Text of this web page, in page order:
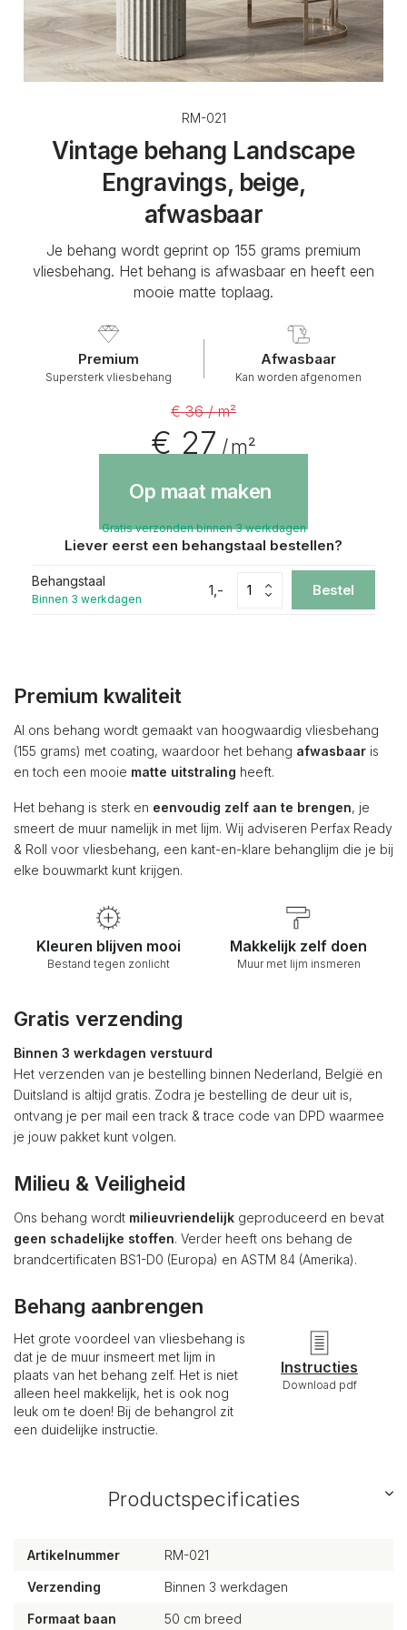
RM-021
Vintage behang Landscape
Engravings, beige,
afwasbaar
Je behang wordt geprint op 155 grams premium
vliesbehang. Het behang is afwasbaar en heeft een
mooie matte toplaag.
Premium
Supersterk vliesbehang
Afwasbaar
Kan worden afgenomen
€ 36 / m²
€ 27/ m²
Op maat maken
Gratis verzonden binnen 3 werkdagen
Liever eerst een behangstaal bestellen?
Behangstaal
Binnen 3 werkdagen
1,- Bestel
Premium kwaliteit
Al ons behang wordt gemaakt van hoogwaardig vliesbehang
(155 grams) met coating, waardoor het behang afwasbaar is
en toch een mooie matte uitstraling heeft.
Het behang is sterk en eenvoudig zelf aan te brengen, je
smeert de muur namelijk in met lijm. Wij adviseren Perfax Ready
& Roll voor vliesbehang, een kant-en-klare behanglijm die je bij
elke bouwmarkt kunt krijgen.
Kleuren blijven mooi
Bestand tegen zonlicht
Makkelijk zelf doen
Muur met lijm insmeren
Gratis verzending
Binnen 3 werkdagen verstuurd
Het verzenden van je bestelling binnen Nederland, België en
Duitsland is altijd gratis. Zodra je bestelling de deur uit is,
ontvang je per mail een track & trace code van DPD waarmee
je jouw pakket kunt volgen.
Milieu & Veiligheid
Ons behang wordt milieuvriendelijk geproduceerd en bevat
geen schadelijke stoffen. Verder heeft ons behang de
brandcertificaten BS1-D0 (Europa) en ASTM 84 (Amerika).
Behang aanbrengen
Het grote voordeel van vliesbehang is
dat je de muur insmeert met lijm in
plaats van het behang zelf. Het is niet
alleen heel makkelijk, het is ook nog
leuk om te doen! Bij de behangrol zit
een duidelijke instructie.
Instructies
Download pdf
Productspecificaties
Artikelnummer RM-021
Verzending Binnen 3 werkdagen
Formaat baan 50 cm breed